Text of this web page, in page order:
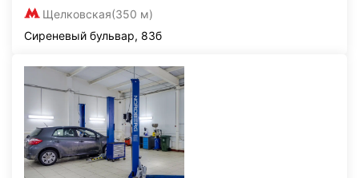
Щелковская(350 м)
Сиреневый бульвар, 83б